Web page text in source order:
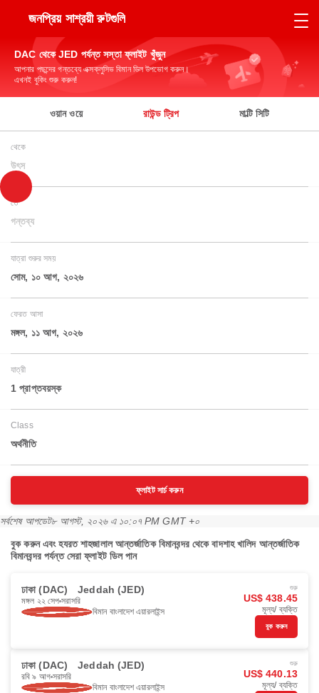
জনপ্রিয় সাশ্রয়ী রুটগুলি
DAC থেকে JED পর্যন্ত সস্তা ফ্লাইট খুঁজুন
আপনার পছন্দের গন্তব্যে এক্সক্লুসিভ বিমান ডিল উপভোগ করুন।
এখনই বুকিং শুরু করুন!
ওয়ান ওয়ে রাউন্ড ট্রিপ মাল্টি সিটি
থেকে
উৎস
তে
গন্তব্য
যাত্রা শুরুর সময়
সোম, ১০ আগ, ২০২৬
ফেরত আসা
মঙ্গল, ১১ আগ, ২০২৬
যাত্রী
1 প্রাপ্তবয়স্ক
Class
অর্থনীতি
ফ্লাইট সার্চ করুন
সর্বশেষ আপডেট৮ আগস্ট, ২০২৬ এ ১০:০৭ PM GMT +০
বুক করুন এবং হযরত শাহজালাল আন্তর্জাতিক বিমানবন্দর থেকে বাদশাহ খালিদ আন্তর্জাতিক
বিমানবন্দর পর্যন্ত সেরা ফ্লাইট ডিল পান
ঢাকা (DAC) Jeddah (JED)
মঙ্গল ২২ সেপ সরাসরি
বিমান বাংলাদেশ এয়ারলাইন্স
শুরু
US$ 438.45
মূল্য/ ব্যক্তি
বুক করুন
ঢাকা (DAC) Jeddah (JED)
রবি ৯ আগ সরাসরি
বিমান বাংলাদেশ এয়ারলাইন্স
শুরু
US$ 440.13
মূল্য/ ব্যক্তি